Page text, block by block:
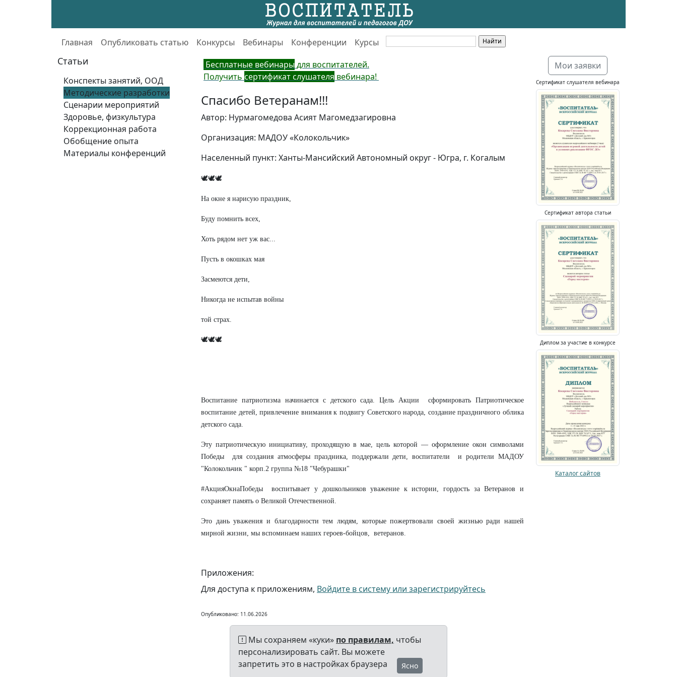
Главная Опубликовать статью Конкурсы Вебинары Конференции Курсы
Статьи
Конспекты занятий, ООД
Методические разработки
Сценарии мероприятий
Здоровье, физкультура
Коррекционная работа
Обобщение опыта
Материалы конференций
Бесплатные вебинарыдля воспитателей.
Получить сертификат слушателя вебинара!
Спасибо Ветеранам!!!
Автор: Нурмагомедова Асият Магомедзагировна
Организация: МАДОУ «Колокольчик»
Населенный пункт: Ханты-Мансийский Автономный округ - Югра, г. Когалым
🕊🕊🕊
На окне я нарисую праздник,
Буду помнить всех,
Хоть рядом нет уж вас...
Пусть в окошках мая
Засмеются дети,
Никогда не испытав войны
той страх.
🕊🕊🕊
Воспитание патриотизма начинается с детского сада. Цель Акции сформировать Патриотическое
воспитание детей, привлечение внимания к подвигу Советского народа, создание праздничного облика
детского сада.
Эту патриотическую инициативу, проходящую в мае, цель которой — оформление окон символами
Победы для создания атмосферы праздника, поддержали дети, воспитатели и родители МАДОУ
"Колокольчик " корп.2 группа №18 "Чебурашки"
#АкцияОкнаПобеды воспитывает у дошкольников уважение к истории, гордость за Ветеранов и
сохраняет память о Великой Отечественной.
Это дань уважения и благодарности тем людям, которые пожертвовали своей жизнью ради нашей
мирной жизни, мы вспоминаем наших героев-бойцов, ветеранов.
Приложения:
Для доступа к приложениям, Войдите в систему или зарегистрируйтесь
Опубликовано: 11.06.2026
Мои заявки
Сертификат слушателя вебинара
Сертификат автора статьи
Диплом за участие в конкурсе
Каталог сайтов
Мы сохраняем «куки» по правилам, чтобы
персонализировать сайт. Вы можете
запретить это в настройках браузера
Ясно